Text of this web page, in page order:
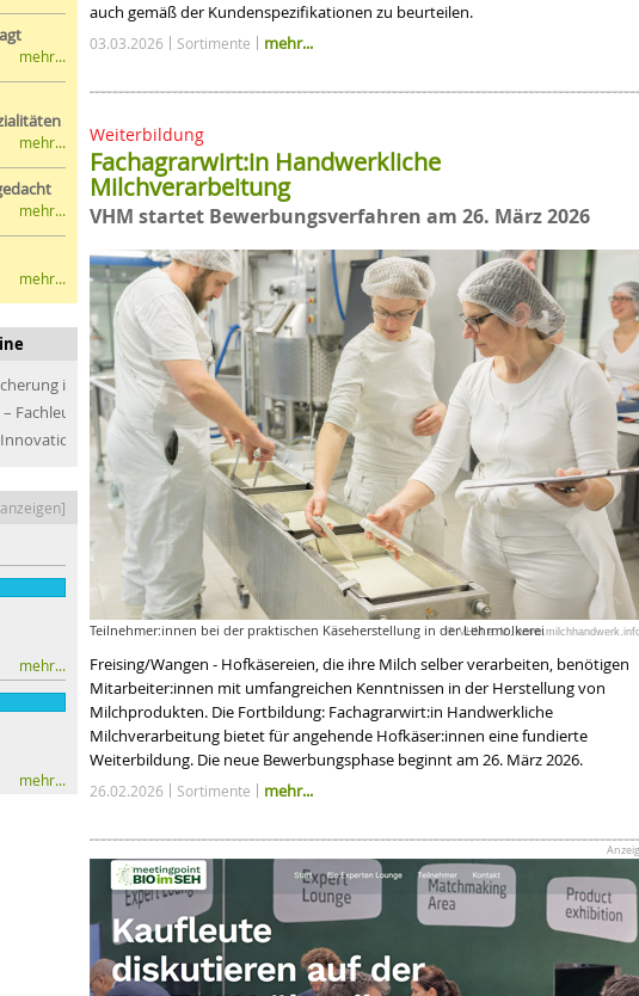
mehr...
mehr...
mehr...
mehr...
im Blick
Fachleute der Branche treffen
für alle
mehr...
mehr...
auch gemäß der Kundenspezifikationen zu beurteilen.
03.03.2026 Sortimente mehr...
Weiterbildung
Fachagrarwirt:in Handwerkliche
Milchverarbeitung
VHM startet Bewerbungsverfahren am 26. März 2026
© VHM e. V.,
Teilnehmer:innen bei der praktischen Käseherstellung in der Lehrmolkerei
Freising/Wangen - Hofkäsereien, die ihre Milch selber verarbeiten, benötigen
Mitarbeiter:innen mit umfangreichen Kenntnissen in der Herstellung von
Milchprodukten. Die Fortbildung: Fachagrarwirt:in Handwerkliche
Milchverarbeitung bietet für angehende Hofkäser:innen eine fundierte
Weiterbildung. Die neue Bewerbungsphase beginnt am 26. März 2026.
26.02.2026 Sortimente mehr...